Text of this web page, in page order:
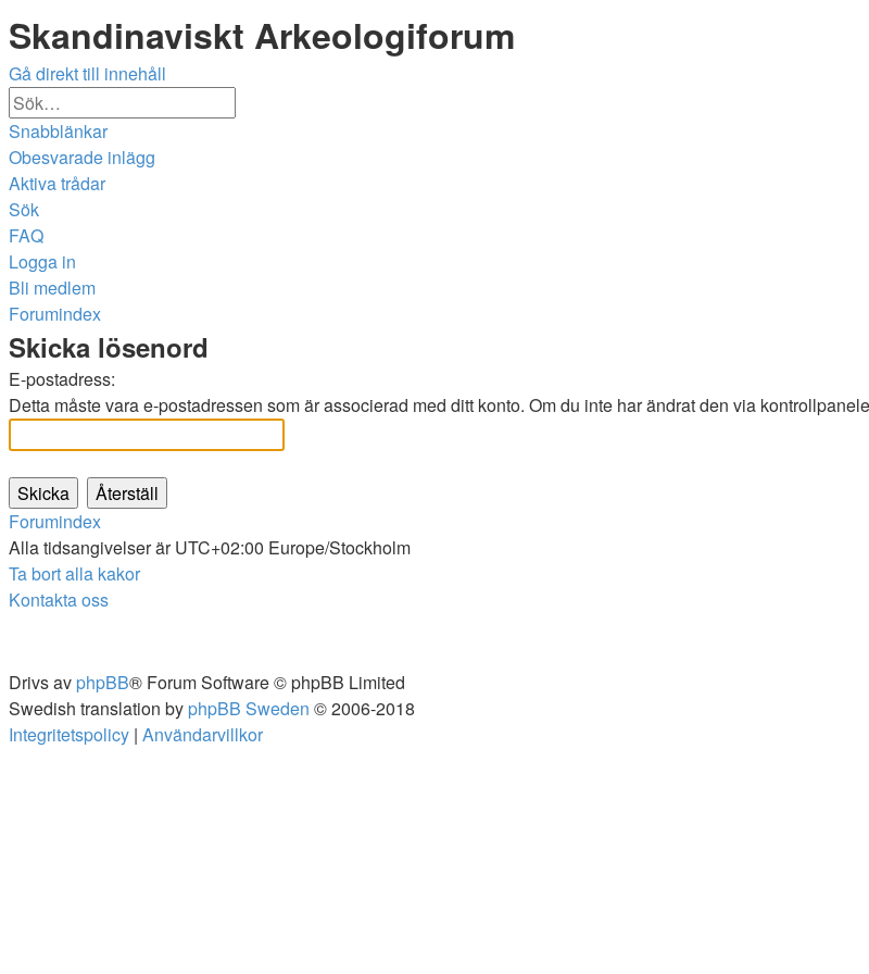
Skandinaviskt Arkeologiforum
Gå direkt till innehåll
Snabblänkar
Obesvarade inlägg
Aktiva trådar
Sök
FAQ
Logga in
Bli medlem
Forumindex
Sök
Skicka lösenord
E-postadress:
Detta måste vara e-postadressen som är associerad med ditt konto. Om du inte har ändrat den via
Forumindex
Alla tidsangivelser är UTC+02:00 Europe/Stockholm
Ta bort alla kakor
Kontakta oss
Drivs av phpBB® Forum Software © phpBB Limited
Swedish translation by phpBB Sweden © 2006-2018
Integritetspolicy | Användarvillkor